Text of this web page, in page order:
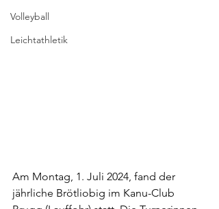
Volleyball
Leichtathletik
Am Montag, 1. Juli 2024, fand der
jährliche Brötliobig im Kanu-Club